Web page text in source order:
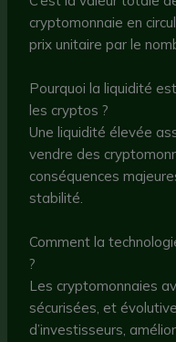
cryptomonnaie en
prix unitaire par le
Pourquoi la liquidité
les cryptos ?
Une liquidité élevée
vendre des
conséquences
stabilité.
Comment la
?
Les cryptomonnaies
sécurisées, et
d’investisseurs,